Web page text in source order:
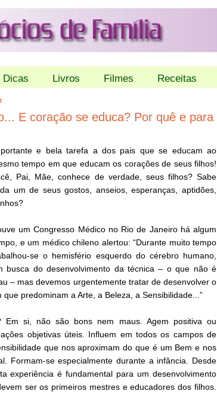
Dicas Livros Filmes Receitas
E coração se educa? Por quê e para
e bela tarefa a dos pais que se educam ao
tempo em que educam os corações de seus filhos!
Pai, Mãe, conhece de verdade, seus filhos? Sabe
um de seus gostos, anseios, esperanças, aptidões,
um Congresso Médico no Rio de Janeiro há algum
e um médico chileno alertou: “Durante muito tempo
se o hemisfério esquerdo do cérebro humano,
busca do desenvolvimento da técnica – o que não é
– mas devemos urgentemente tratar de desenvolver o
predominam a Arte, a Beleza, a Sensibilidade...”
Em si, não são bons nem maus. Agem positiva ou
objetivas úteis. Influem em todos os campos de
que nos aproximam do que é um Bem e nos
Formam-se especialmente durante a infância. Desde
experiência é fundamental para um desenvolvimento
ser os primeiros mestres e educadores dos filhos.